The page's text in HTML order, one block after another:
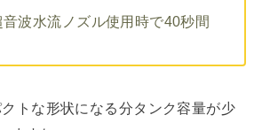
波水流ノズル使用時で40秒間
トな形状になる分タンク容量が少